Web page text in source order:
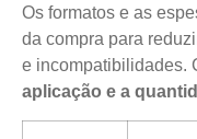
Os formatos e as
da compra para
e incompatibilidades.
aplicação e a